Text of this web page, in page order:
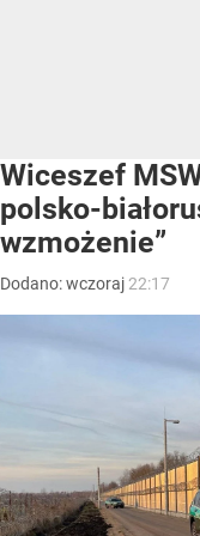
Wiceszef
polsko-
wzmożenie”
Dodano:wczoraj 22:17